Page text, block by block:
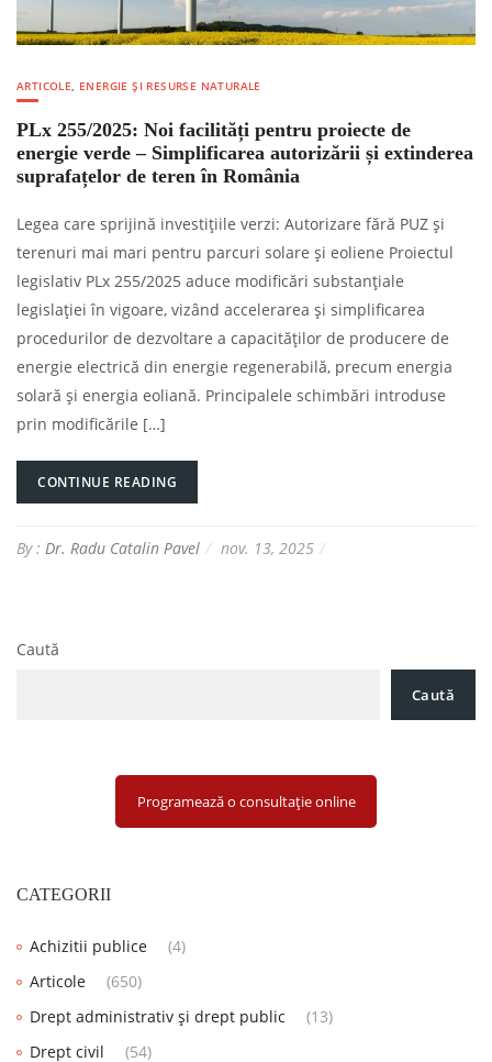
ARTICOLE, ENERGIE ȘI RESURSE NATURALE
PLx 255/2025: Noi facilități pentru proiecte de
energie verde – Simplificarea autorizării și extinderea
suprafațelor de teren în România
Legea care sprijină investițiile verzi: Autorizare fără PUZ și
terenuri mai mari pentru parcuri solare și eoliene Proiectul
legislativ PLx 255/2025 aduce modificări substanțiale
legislației în vigoare, vizând accelerarea și simplificarea
procedurilor de dezvoltare a capacităților de producere de
energie electrică din energie regenerabilă, precum energia
solară și energia eoliană. Principalele schimbări introduse
prin modificările […]
CONTINUE READING
By : Dr. Radu Catalin Pavel nov. 13, 2025
Caută
Caută
Programează o consultație online
CATEGORII
Achizitii publice
(4)
Articole
(650)
Drept administrativ și drept public
(13)
Drept civil
(54)